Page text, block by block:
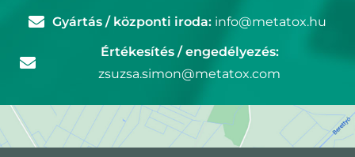
Gyártás / központi iroda: info@metatox.hu
Értékesítés / engedélyezés:
zsuzsa.simon@metatox.com